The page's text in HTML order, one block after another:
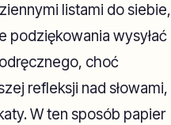
listami do siebie,
podziękowania wysyłać
choć
refleksji nad słowami,
W ten sposób papier